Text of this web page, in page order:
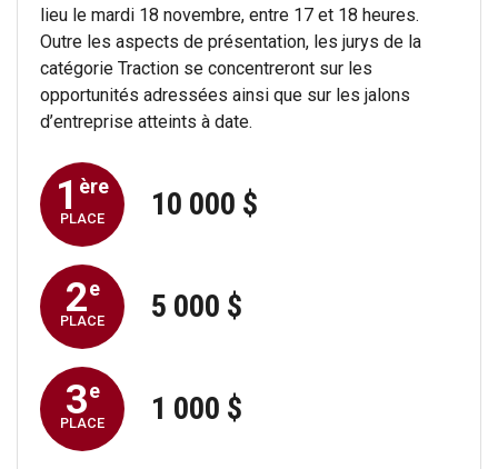
lieu le mardi 18 novembre, entre 17 et 18 heures.
Outre les aspects de présentation, les jurys de la
catégorie Traction se concentreront sur les
opportunités adressées ainsi que sur les jalons
d’entreprise atteints à date.
1 ère
PLACE 10 000 $
2e
PLACE 5 000 $
3e
PLACE 1 000 $